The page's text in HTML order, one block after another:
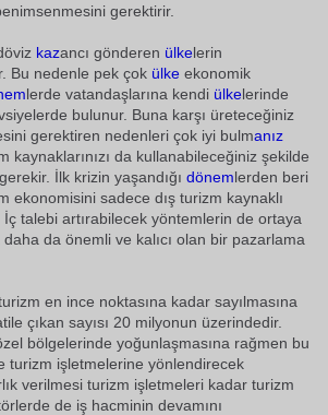
gerektirir.
kazancı gönderen ülkelerin
Bu nedenle pek çok ülke ekonomik
lerde vatandaşlarına kendi ülkelerinde
bulunur. Buna karşı üreteceğiniz
gerektiren nedenleri çok iyi bulmanız
kaynaklarınızı da kullanabileceğiniz şekilde
İlk krizin yaşandığı dönemlerden beri
ekonomisini sadece dış turizm kaynaklı
talebi artırabilecek yöntemlerin de ortaya
da önemli ve kalıcı olan bir pazarlama
en ince noktasına kadar sayılmasına
çıkan sayısı 20 milyonun üzerindedir.
bölgelerinde yoğunlaşmasına rağmen bu
turizm işletmelerine yönlendirecek
verilmesi turizm işletmeleri kadar turizm
de iş hacminin devamını